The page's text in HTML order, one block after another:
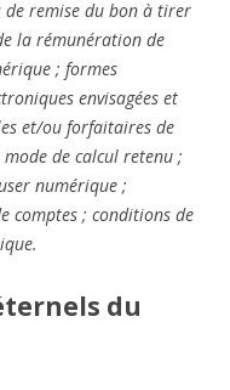
de remise du bon à tirer
la rémunération de
; formes
envisagées et
et/ou forfaitaires de
de calcul retenu ;
numérique ;
comptes ; conditions de
du